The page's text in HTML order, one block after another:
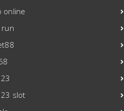
online
run
slot